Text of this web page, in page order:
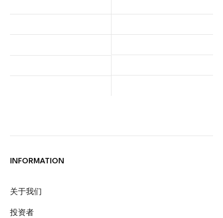
INFORMATION
关于我们
投资者